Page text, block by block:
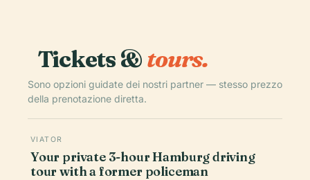
Tickets &tours.
Sono opzioni guidate dei nostri partner — stesso prezzo
della prenotazione diretta.
VIATOR
Your private 3-hour Hamburg driving
tour with a former policeman